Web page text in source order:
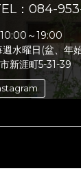
：084-
10:00～19:00
週水曜日(盆、年
新涯町5-31-39